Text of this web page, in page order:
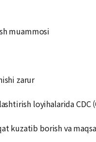
muammosi
zarur
loyihalarida
kuzatib borish va